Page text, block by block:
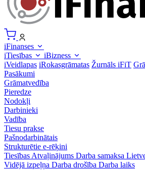
iFinanses
iTiesības
iBizness
iVeidlapas iRokasgrāmatas Žurnāls iFiT
Pasākumi
Grāmatvedība
Pieredze
Nodokļi
Darbinieki
Vadība
Tiesu prakse
Pašnodarbinātais
Strukturētie e-rēķini
Tiesības Atvaļinājums Darba samaksa
Vidējā izpeļņa Darba drošība Darba laiks